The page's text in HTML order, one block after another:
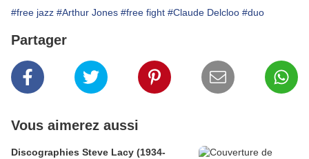
#free jazz #Arthur Jones #free fight #Claude Delcloo #duo
Partager
Vous aimerez aussi
Discographies Steve Lacy (1934-